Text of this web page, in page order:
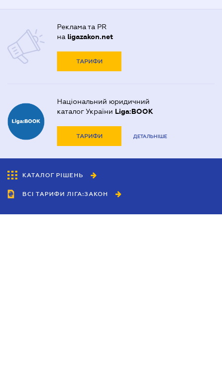
Реклама та PR
на ligazakon.net
ТАРИФИ
Національний юридичний
каталог України Liga:BOOK
ТАРИФИ ДЕТАЛЬНІШЕ
КАТАЛОГ РІШЕНЬ
ВСІ ТАРИФИ ЛІГА:ЗАКОН